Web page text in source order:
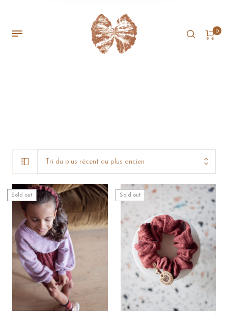
0
Tri du plus récent au plus ancien
Sold out Sold out